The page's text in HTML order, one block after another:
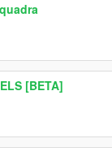
[BETA]